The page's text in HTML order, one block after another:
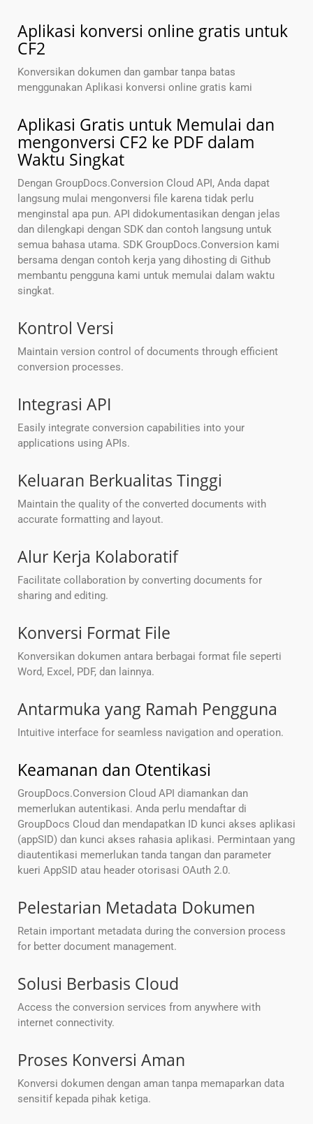
Aplikasi konversi online gratis untuk
CF2
Konversikan dokumen dan gambar tanpa batas
menggunakan Aplikasi konversi online gratis kami
Aplikasi Gratis untuk Memulai dan
mengonversi CF2 ke PDF dalam
Waktu Singkat
Dengan GroupDocs.Conversion Cloud API, Anda dapat
langsung mulai mengonversi file karena tidak perlu
menginstal apa pun. API didokumentasikan dengan jelas
dan dilengkapi dengan SDK dan contoh langsung untuk
semua bahasa utama. SDK GroupDocs.Conversion kami
bersama dengan contoh kerja yang dihosting di Github
membantu pengguna kami untuk memulai dalam waktu
singkat.
Kontrol Versi
Maintain version control of documents through efficient
conversion processes.
Integrasi API
Easily integrate conversion capabilities into your
applications using APIs.
Keluaran Berkualitas Tinggi
Maintain the quality of the converted documents with
accurate formatting and layout.
Alur Kerja Kolaboratif
Facilitate collaboration by converting documents for
sharing and editing.
Konversi Format File
Konversikan dokumen antara berbagai format file seperti
Word, Excel, PDF, dan lainnya.
Antarmuka yang Ramah Pengguna
Intuitive interface for seamless navigation and operation.
Keamanan dan Otentikasi
GroupDocs.Conversion Cloud API diamankan dan
memerlukan autentikasi. Anda perlu mendaftar di
GroupDocs Cloud dan mendapatkan ID kunci akses aplikasi
(appSID) dan kunci akses rahasia aplikasi. Permintaan yang
diautentikasi memerlukan tanda tangan dan parameter
kueri AppSID atau header otorisasi OAuth 2.0.
Pelestarian Metadata Dokumen
Retain important metadata during the conversion process
for better document management.
Solusi Berbasis Cloud
Access the conversion services from anywhere with
internet connectivity.
Proses Konversi Aman
Konversi dokumen dengan aman tanpa memaparkan data
sensitif kepada pihak ketiga.